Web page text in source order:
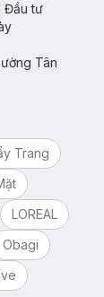
Đầu tư
Tân
Trang
LOREAL
Obagi